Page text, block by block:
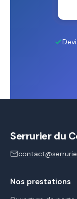
Serrurier du
Nos prestations